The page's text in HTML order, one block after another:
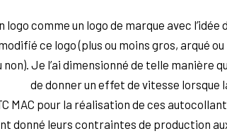
logo comme un logo de marque avec
ce logo (plus ou moins gros, arqué
Je l’ai dimensionné de telle manière
de donner un effet de vitesse lorsque
MAC pour la réalisation de ces
donné leurs contraintes de production